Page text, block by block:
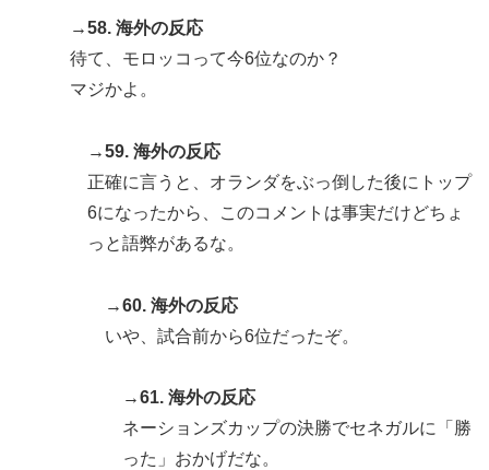
→58. 海外の反応
待て、モロッコって今6位なのか？
マジかよ。
→59. 海外の反応
正確に言うと、オランダをぶっ倒した後にトップ
6になったから、このコメントは事実だけどちょ
っと語弊があるな。
→60. 海外の反応
いや、試合前から6位だったぞ。
→61. 海外の反応
ネーションズカップの決勝でセネガルに「勝
った」おかげだな。